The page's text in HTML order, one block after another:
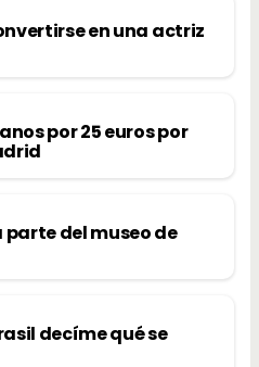
en una actriz
por 25 euros por
del museo de
decíme qué se